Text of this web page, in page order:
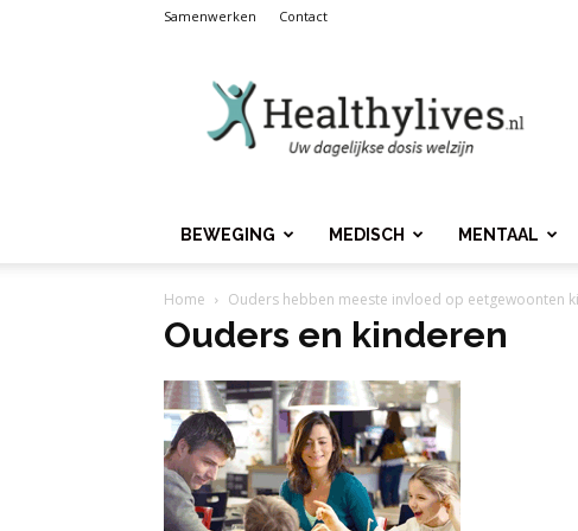
Samenwerken Contact
BEWEGING MEDISCH MENTAAL
Home Ouders hebben meeste invloed op eetgewoonten
Ouders en kinderen